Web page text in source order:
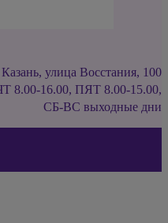
Казань, улица Восстания, 100
8.00-16.00, ПЯТ 8.00-15.00,
СБ-ВС выходные дни